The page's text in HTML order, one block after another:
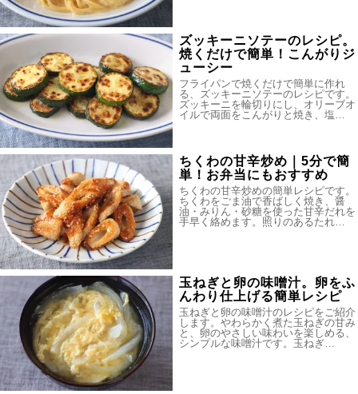
ズッキーニソテーのレシピ。
焼くだけで簡単！こんがりジ
ューシー
フライパンで焼くだけで簡単に作れ
る、ズッキーニソテーのレシピです。
ズッキーニを輪切りにし、オリーブオ
イルで両面をこんがりと焼き、塩…
ちくわの甘辛炒め｜5分で簡
単！お弁当にもおすすめ
ちくわの甘辛炒めの簡単レシピです。
ちくわをごま油で香ばしく焼き、醤
油・みりん・砂糖を使った甘辛だれを
手早く絡めます。照りのあるたれ…
玉ねぎと卵の味噌汁。卵をふ
んわり仕上げる簡単レシピ
玉ねぎと卵の味噌汁のレシピをご紹介
します。やわらかく煮た玉ねぎの甘み
と、卵のやさしい味わいを楽しめる、
シンプルな味噌汁です。玉ねぎ…